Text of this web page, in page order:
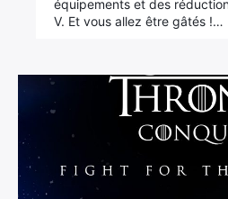
équipements et des
V. Et vous allez être gâtés !…